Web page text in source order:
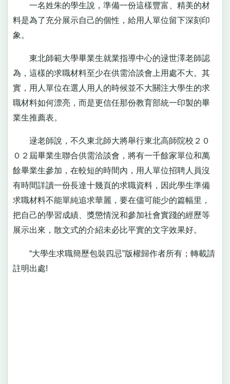
一名姓朱的學生說，準備一份這樣豐富、精美的材
料是為了充分展示自己的個性，給用人單位留下深刻印
象。
東北師範大學畢業生就業指導中心的逯世澤老師認
為，這樣的求職材料至少在供需洽談會上用處不大。其
實，用人單位在選人用人的時候並不大關注大學生的求
職材料如何漂亮，而是更信任那份教育部統一印製的畢
業生推薦表。
逯老師說，不久東北師大將舉行東北高師院校２０
０２屆畢業生聯合供需洽談會，將有一千餘家單位和萬
餘畢業生參加，在較短的時間內，用人單位招聘人員沒
有時間詳讀一份長達十幾頁的求職資料，因此學生準備
求職材料不能單純追求華麗，要在儘可能少的篇幅里，
把自己的學習成績、獎懲情況和參加社會實踐的經歷等
展示出來，散文式的介紹未必比平實的文字效果好。
“大學生求職簡歷包裝四忌”版權歸作者所有；轉載請
註明出處!